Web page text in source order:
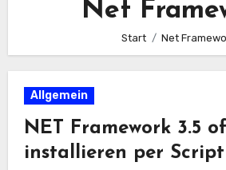
Net
Start Net
Allgemein
NET Framework 3.5
installieren per Script